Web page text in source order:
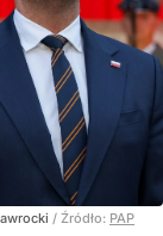
/ Źródło: PAP